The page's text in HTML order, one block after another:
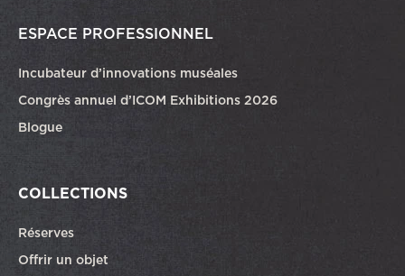
ESPACE PROFESSIONNEL
Incubateur d’innovations muséales
Congrès annuel d’ICOM Exhibitions 2026
Blogue
COLLECTIONS
Réserves
Offrir un objet